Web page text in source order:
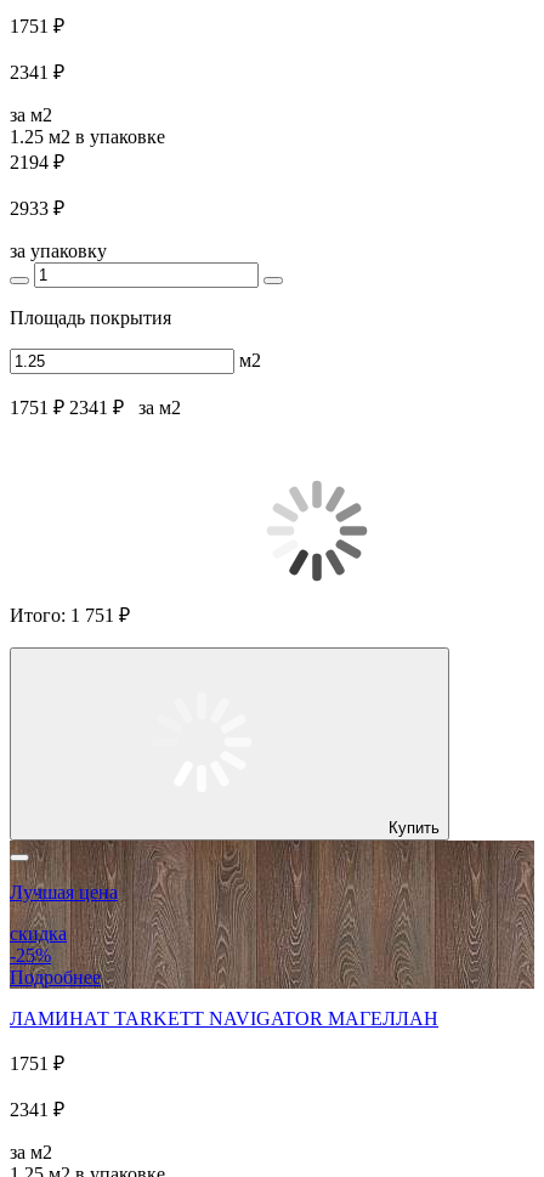
1751 ₽
2341 ₽
за м2
1.25 м2 в упаковке
2194 ₽
2933 ₽
за упаковку
Площадь покрытия
м2
1751 ₽ 2341 ₽ за м2
Итого: 1 751 ₽
Купить
Лучшая цена
скидка
-25%
Подробнее
ЛАМИНАТ TARKETT NAVIGATOR МАГЕЛЛАН
1751 ₽
2341 ₽
за м2